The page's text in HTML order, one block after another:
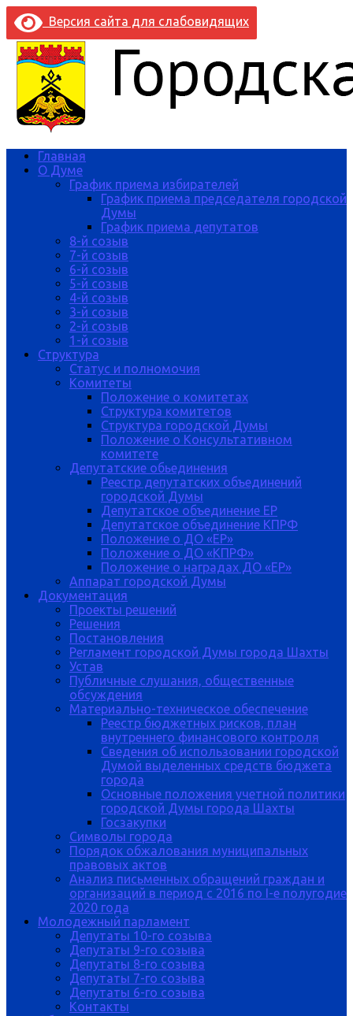
Версия сайта для слабовидящих
Главная
О Думе
График приема избирателей
График приема председателя городской
Думы
График приема депутатов
8-й созыв
7-й созыв
6-й созыв
5-й созыв
4-й созыв
3-й созыв
2-й созыв
1-й созыв
Структура
Статус и полномочия
Комитеты
Положение о комитетах
Структура комитетов
Структура городской Думы
Положение о Консультативном
комитете
Депутатские обьединения
Реестр депутатских объединений
городской Думы
Депутатское объединение ЕР
Депутатское объединение КПРФ
Положение о ДО «ЕР»
Положение о ДО «КПРФ»
Положение о наградах ДО «ЕР»
Аппарат городской Думы
Документация
Проекты решений
Решения
Постановления
Регламент городской Думы города Шахты
Устав
Публичные слушания, общественные
обсуждения
Материально-техническое обеспечение
Реестр бюджетных рисков, план
внутреннего финансового контроля
Сведения об использовании городской
Думой выделенных средств бюджета
города
Основные положения учетной политики
городской Думы города Шахты
Госзакупки
Символы города
Порядок обжалования муниципальных
правовых актов
Анализ письменных обращений граждан и
организаций в период с 2016 по I-е полугодие
2020 года
Молодежный парламент
Депутаты 10-го созыва
Депутаты 9-го созыва
Депутаты 8-го созыва
Депутаты 7-го созыва
Депутаты 6-го созыва
Контакты